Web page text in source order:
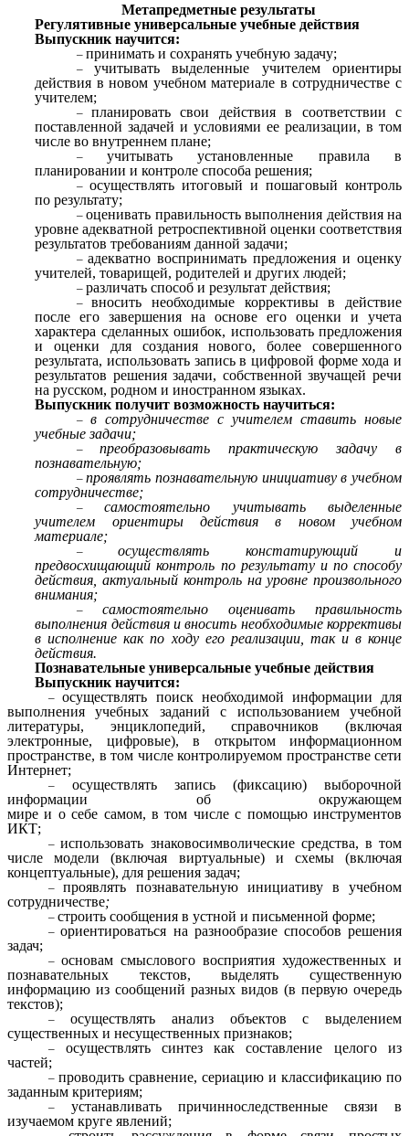
Метапредметные результаты
Регулятивные универсальные учебные действия
Выпускник научится:
принимать и сохранять учебную задачу;
учитывать выделенные учителем ориентиры
действия в новом учебном материале в сотрудничестве с
учителем;
планировать свои действия в соответствии с
поставленной задачей и условиями ее реализации, в том
числе во внутреннем плане;
учитывать установленные правила в
планировании и контроле способа решения;
осуществлять итоговый и пошаговый контроль
по результату;
оценивать правильность выполнения действия на
уровне адекватной ретроспективной оценки соответствия
результатов требованиям данной задачи;
адекватно воспринимать предложения и оценку
учителей, товарищей, родителей и других людей;
различать способ и результат действия;
вносить необходимые коррективы в действие
после его завершения на основе его оценки и учета
характера сделанных ошибок, использовать предложения
и оценки для создания нового, более совершенного
результата, использовать запись в цифровой форме хода и
результатов решения задачи, собственной звучащей речи
на русском, родном и иностранном языках.
Выпускник получит возможность научиться:
в сотрудничестве с учителем ставить новые
учебные задачи;
преобразовывать практическую задачу в
познавательную;
проявлять познавательную инициативу в учебном
сотрудничестве;
самостоятельно учитывать выделенные
учителем ориентиры действия в новом учебном
материале;
осуществлять констатирующий и
предвосхищающий контроль по результату и по способу
действия, актуальный контроль на уровне произвольного
внимания;
самостоятельно оценивать правильность
выполнения действия и вносить необходимые коррективы
в исполнение как по ходу его реализации, так и в конце
действия.
Познавательные универсальные учебные действия
Выпускник научится:
осуществлять поиск необходимой информации для
выполнения учебных заданий с использованием учебной
литературы, энциклопедий, справочников (включая
электронные, цифровые), в открытом информационном
пространстве, в том числе контролируемом пространстве сети
Интернет;
осуществлять запись (фиксацию) выборочной
информации об окружающем
мире и о себе самом, в том числе с помощью инструментов
ИКТ;
использовать знаково­символические средства, в том
числе модели (включая виртуальные) и схемы (включая
концептуальные), для решения задач;
проявлять познавательную инициативу в учебном
сотрудничестве;
строить сообщения в устной и письменной форме;
ориентироваться на разнообразие способов решения
задач;
основам смыслового восприятия художественных и
познавательных текстов, выделять существенную
информацию из сообщений разных видов (в первую очередь
текстов);
осуществлять анализ объектов с выделением
существенных и несущественных признаков;
осуществлять синтез как составление целого из
частей;
проводить сравнение, сериацию и классификацию по
заданным критериям;
устанавливать причинно­следственные связи в
изучаемом круге явлений;